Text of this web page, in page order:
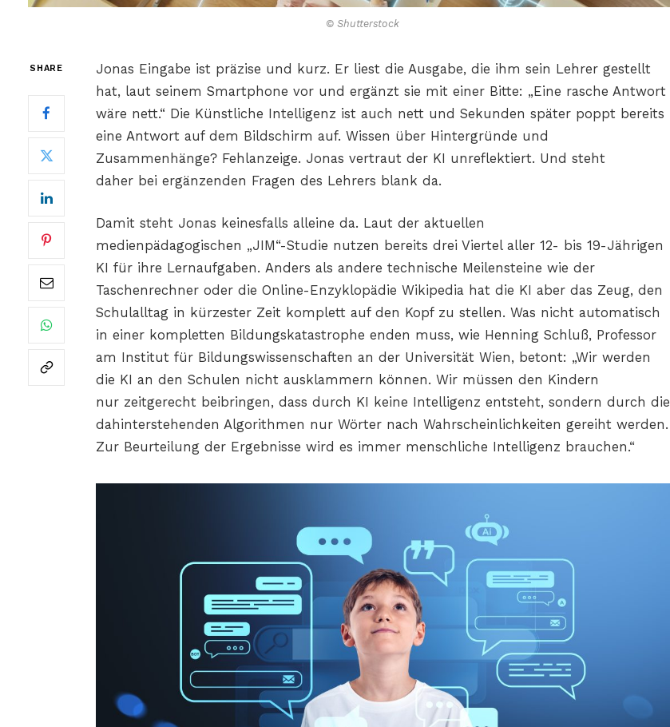
© Shutterstock
SHARE
Jonas Eingabe ist präzise und kurz. Er liest die Ausgabe, die ihm sein Lehrer gestellt
hat, laut seinem Smartphone vor und ergänzt sie mit einer Bitte: „Eine rasche Antwort
wäre nett.“ Die Künstliche Intelligenz ist auch nett und Sekunden später poppt bereits
eine Antwort auf dem Bildschirm auf. Wissen über Hintergründe und
Zusammenhänge? Fehlanzeige. Jonas vertraut der KI unreflektiert. Und steht
daher bei ergänzenden Fragen des Lehrers blank da.
Damit steht Jonas keinesfalls alleine da. Laut der aktuellen
medienpädagogischen „JIM“-Studie nutzen bereits drei Viertel aller 12- bis 19-Jährigen
KI für ihre Lernaufgaben. Anders als andere technische Meilensteine wie der
Taschenrechner oder die Online-Enzyklopädie Wikipedia hat die KI aber das Zeug, den
Schulalltag in kürzester Zeit komplett auf den Kopf zu stellen. Was nicht automatisch
in einer kompletten Bildungskatastrophe enden muss, wie Henning Schluß, Professor
am Institut für Bildungswissenschaften an der Universität Wien, betont: „Wir werden
die KI an den Schulen nicht ausklammern können. Wir müssen den Kindern
nur zeitgerecht beibringen, dass durch KI keine Intelligenz entsteht, sondern durch die
dahinterstehenden Algorithmen nur Wörter nach Wahrscheinlichkeiten gereiht werden.
Zur Beurteilung der Ergebnisse wird es immer menschliche Intelligenz brauchen.“